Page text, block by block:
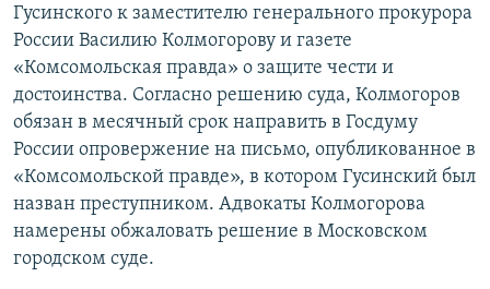
Все сайты РСЕ/РС
Гусинского к заместителю генерального прокурора
России Василию Колмогорову и газете
«Комсомольская правда» о защите чести и
достоинства. Согласно решению суда, Колмогоров
обязан в месячный срок направить в Госдуму
России опровержение на письмо, опубликованное в
«Комсомольской правде», в котором Гусинский был
назван преступником. Адвокаты Колмогорова
намерены обжаловать решение в Московском
городском суде.